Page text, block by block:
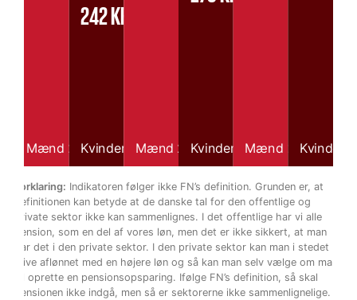
virksomhed i perioden 2015-2020.
Mænd 2017
242 KR.
Kvinder 2017Mænd 2022Kvinder 2022Mænd 2024Kvinder
Forklaring: Indikatoren følger ikke FN’s definition. Grunden er, at
definitionen kan betyde at de danske tal for den offentlige og
private sektor ikke kan sammenlignes. I det offentlige har vi alle
pension, som en del af vores løn, men det er ikke sikkert, at man
har det i den private sektor. I den private sektor kan man i stedet
blive aflønnet med en højere løn og så kan man selv vælge om man
vil oprette en pensionsopsparing. Ifølge FN’s definition, så skal
pensionen ikke indgå, men så er sektorerne ikke sammenlignelige.